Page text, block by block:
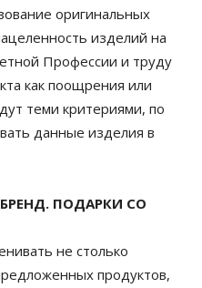
оригинальных
изделий на
Профессии и труду
как поощрения или
теми критериями, по
данные изделия в
ПОДАРКИ СО
не столько
продуктов,